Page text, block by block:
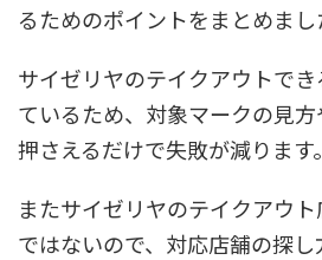
るためのポイントをまとめまし
サイゼリヤのテイクアウトで
ているため、対象マークの見
押さえるだけで失敗が減ります。
またサイゼリヤのテイクアウ
ではないので、対応店舗の探し